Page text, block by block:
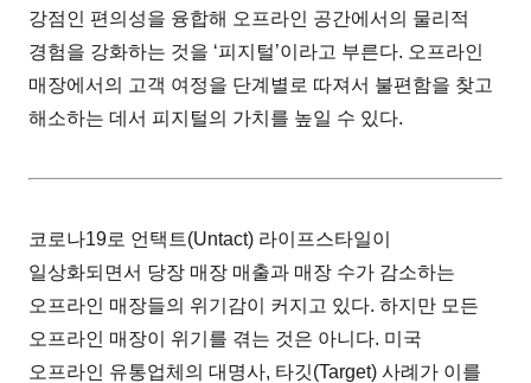
강점인 편의성을 융합해 오프라인 공간에서의 물리적
경험을 강화하는 것을 ‘피지털’이라고 부른다. 오프라인
매장에서의 고객 여정을 단계별로 따져서 불편함을 찾고
해소하는 데서 피지털의 가치를 높일 수 있다.
코로나19로 언택트(Untact) 라이프스타일이
일상화되면서 당장 매장 매출과 매장 수가 감소하는
오프라인 매장들의 위기감이 커지고 있다. 하지만 모든
오프라인 매장이 위기를 겪는 것은 아니다. 미국
오프라인 유통업체의 대명사, 타깃(Target) 사례가 이를